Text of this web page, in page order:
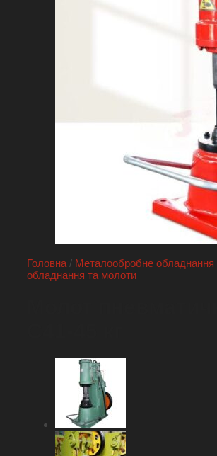
Головна / Металообробне обладнання
обладнання та молоти